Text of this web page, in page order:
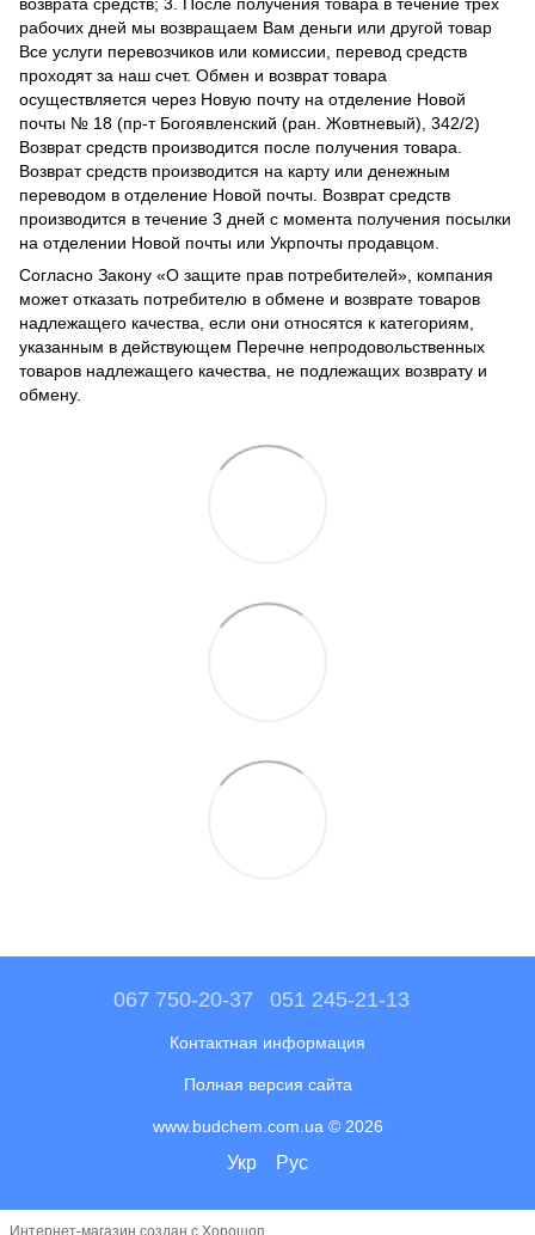
рабочих дней мы возвращаем Вам деньги или другой товар
Все услуги перевозчиков или комиссии, перевод средств
проходят за наш счет. Обмен и возврат товара
осуществляется через Новую почту на отделение Новой
почты № 18 (пр-т Богоявленский (ран. Жовтневый), 342/2)
Возврат средств производится после получения товара.
Возврат средств производится на карту или денежным
переводом в отделение Новой почты. Возврат средств
производится в течение 3 дней с момента получения посылки
на отделении Новой почты или Укрпочты продавцом.
Согласно Закону «О защите прав потребителей» , компания
может отказать потребителю в обмене и возврате товаров
надлежащего качества, если они относятся к категориям,
указанным в действующем Перечне непродовольственных
товаров надлежащего качества, не подлежащих возврату и
обмену.
067 750-20-37 051 245-21-13
Контактная информация
Полная версия сайта
www.budchem.com.ua © 2026
Укр Рус